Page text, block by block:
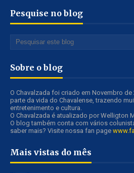
Pesquise no blog
Sobre o blog
O Chavalzada foi criado em Novembro
parte da vida do Chavalense, trazendo
entretenimento e cultura.
O Chavalzada é atualizado por Welligton
O blog também conta com vários
saber mais? Visite nossa fan page
Mais vistas do mês